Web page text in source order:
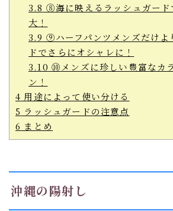
3.8 ⑧海に映えるラッシュガード
大！
3.9 ⑨ハーフパンツメンズだけよ
ドでさらにオシャレに！
3.10 ⑩メンズに珍しい豊富なカ
ン！
4 用途によって使い分ける
5 ラッシュガードの注意点
6 まとめ
沖縄の陽射し